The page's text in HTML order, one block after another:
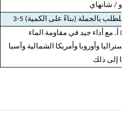
/ شانهاي
وأوروبا وأمريكا الشمالية وآسيا